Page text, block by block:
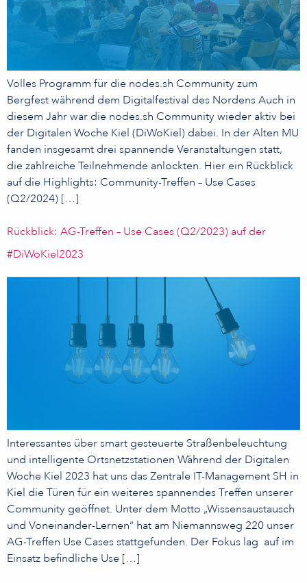
Volles Programm für die nodes.sh Community zum
Bergfest während dem Digitalfestival des Nordens Auch in
diesem Jahr war die nodes.sh Community wieder aktiv bei
der Digitalen Woche Kiel (DiWoKiel) dabei. In der Alten MU
fanden insgesamt drei spannende Veranstaltungen statt,
die zahlreiche Teilnehmende anlockten. Hier ein Rückblick
auf die Highlights: Community-Treffen – Use Cases
(Q2/2024) […]
Rückblick: AG-Treffen – Use Cases (Q2/2023) auf der
#DiWoKiel2023
Interessantes über smart gesteuerte Straßenbeleuchtung
und intelligente Ortsnetzstationen Während der Digitalen
Woche Kiel 2023 hat uns das Zentrale IT-Management SH in
Kiel die Türen für ein weiteres spannendes Treffen unserer
Community geöffnet. Unter dem Motto „Wissensaustausch
und Voneinander-Lernen“ hat am Niemannsweg 220 unser
AG-Treffen Use Cases stattgefunden. Der Fokus lag auf im
Einsatz befindliche Use […]